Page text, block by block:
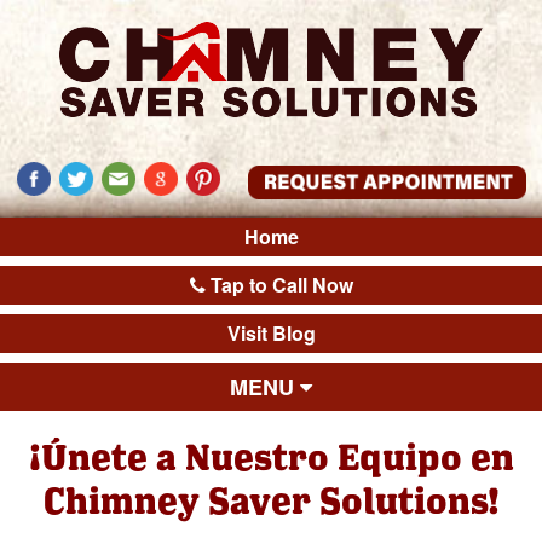
Home
Tap to Call Now
Visit Blog
MENU
¡Únete a Nuestro Equipo en
Chimney Saver Solutions!